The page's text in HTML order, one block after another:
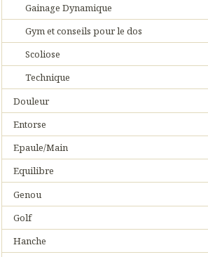
Gainage Dynamique
Gym et conseils pour le dos
Scoliose
Technique
Douleur
Entorse
Epaule/Main
Equilibre
Genou
Golf
Hanche